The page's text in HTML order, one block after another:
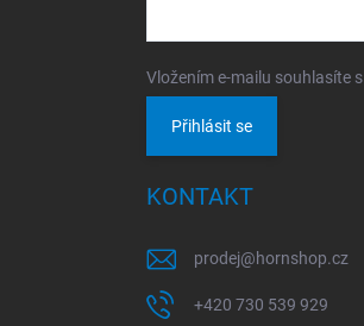
Vložením e-mailu souhlasíte s
Přihlásit se
KONTAKT
prodej@hornshop.cz
+420 730 539 929